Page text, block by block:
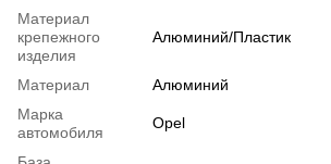
Материал
крепежного
изделия
Алюминий/Пластик
Материал
Алюминий
Марка
автомобиля
Opel